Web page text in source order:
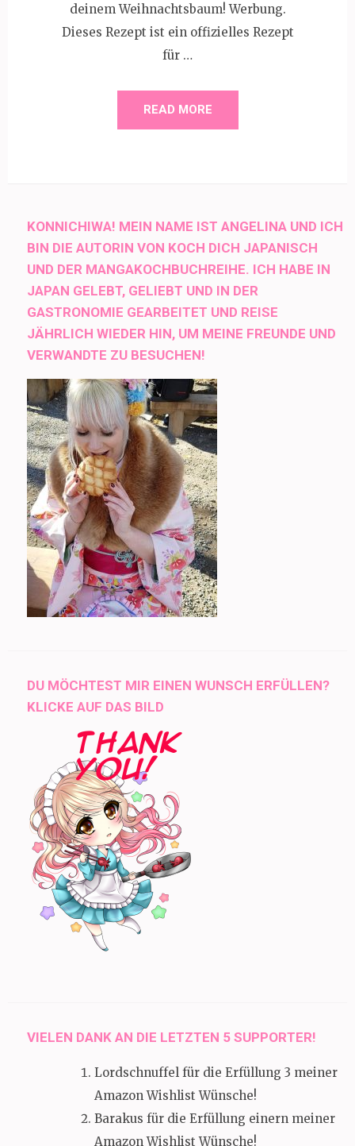
deinem Weihnachtsbaum! Werbung.
Dieses Rezept ist ein offizielles Rezept
für …
READ MORE
KONNICHIWA! MEIN NAME IST ANGELINA UND ICH
BIN DIE AUTORIN VON KOCH DICH JAPANISCH
UND DER MANGAKOCHBUCHREIHE. ICH HABE IN
JAPAN GELEBT, GELIEBT UND IN DER
GASTRONOMIE GEARBEITET UND REISE
JÄHRLICH WIEDER HIN, UM MEINE FREUNDE UND
VERWANDTE ZU BESUCHEN!
DU MÖCHTEST MIR EINEN WUNSCH ERFÜLLEN?
KLICKE AUF DAS BILD
VIELEN DANK AN DIE LETZTEN 5 SUPPORTER!
Lordschnuffel für die Erfüllung 3 meiner
Amazon Wishlist Wünsche!
Barakus für die Erfüllung einern meiner
Amazon Wishlist Wünsche!